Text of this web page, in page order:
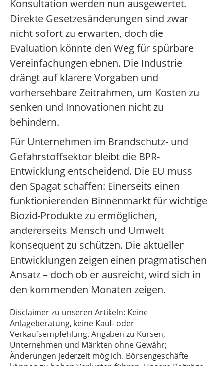
Konsultation werden nun ausgewertet.
Direkte Gesetzesänderungen sind zwar
nicht sofort zu erwarten, doch die
Evaluation könnte den Weg für spürbare
Vereinfachungen ebnen. Die Industrie
drängt auf klarere Vorgaben und
vorhersehbare Zeitrahmen, um Kosten zu
senken und Innovationen nicht zu
behindern.
Für Unternehmen im Brandschutz- und
Gefahrstoffsektor bleibt die BPR-
Entwicklung entscheidend. Die EU muss
den Spagat schaffen: Einerseits einen
funktionierenden Binnenmarkt für wichtige
Biozid-Produkte zu ermöglichen,
andererseits Mensch und Umwelt
konsequent zu schützen. Die aktuellen
Entwicklungen zeigen einen pragmatischen
Ansatz – doch ob er ausreicht, wird sich in
den kommenden Monaten zeigen.
Disclaimer zu unseren Artikeln: Keine
Anlageberatung, keine Kauf- oder
Verkaufsempfehlung. Angaben zu Kursen,
Unternehmen und Märkten ohne Gewähr;
Änderungen jederzeit möglich. Börsengeschäfte